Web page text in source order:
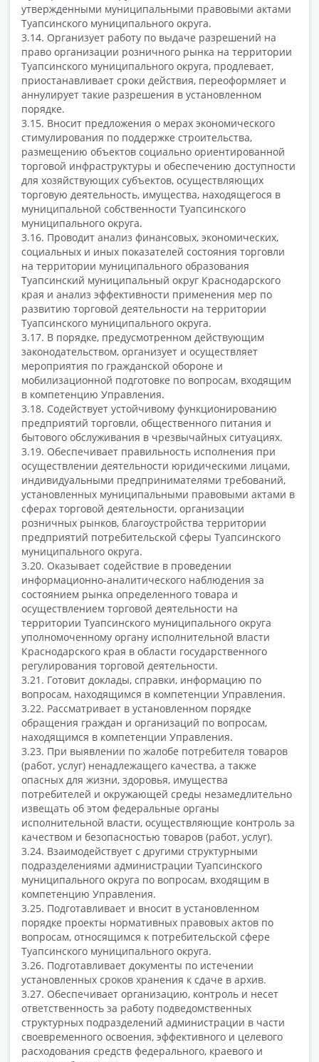
утвержденными муниципальными правовыми актами
Туапсинского муниципального округа.
3.14. Организует работу по выдаче разрешений на
право организации розничного рынка на территории
Туапсинского муниципального округа, продлевает,
приостанавливает сроки действия, переоформляет и
аннулирует такие разрешения в установленном
порядке.
3.15. Вносит предложения о мерах экономического
стимулирования по поддержке строительства,
размещению объектов социально ориентированной
торговой инфраструктуры и обеспечению доступности
для хозяйствующих субъектов, осуществляющих
торговую деятельность, имущества, находящегося в
муниципальной собственности Туапсинского
муниципального округа.
3.16. Проводит анализ финансовых, экономических,
социальных и иных показателей состояния торговли
на территории муниципального образования
Туапсинский муниципальный округ Краснодарского
края и анализ эффективности применения мер по
развитию торговой деятельности на территории
Туапсинского муниципального округа.
3.17. В порядке, предусмотренном действующим
законодательством, организует и осуществляет
мероприятия по гражданской обороне и
мобилизационной подготовке по вопросам, входящим
в компетенцию Управления.
3.18. Содействует устойчивому функционированию
предприятий торговли, общественного питания и
бытового обслуживания в чрезвычайных ситуациях.
3.19. Обеспечивает правильность исполнения при
осуществлении деятельности юридическими лицами,
индивидуальными предпринимателями требований,
установленных муниципальными правовыми актами в
сферах торговой деятельности, организации
розничных рынков, благоустройства территории
предприятий потребительской сферы Туапсинского
муниципального округа.
3.20. Оказывает содействие в проведении
информационно-аналитического наблюдения за
состоянием рынка определенного товара и
осуществлением торговой деятельности на
территории Туапсинского муниципального округа
уполномоченному органу исполнительной власти
Краснодарского края в области государственного
регулирования торговой деятельности.
3.21. Готовит доклады, справки, информацию по
вопросам, находящимся в компетенции Управления.
3.22. Рассматривает в установленном порядке
обращения граждан и организаций по вопросам,
находящимся в компетенции Управления.
3.23. При выявлении по жалобе потребителя товаров
(работ, услуг) ненадлежащего качества, а также
опасных для жизни, здоровья, имущества
потребителей и окружающей среды незамедлительно
извещать об этом федеральные органы
исполнительной власти, осуществляющие контроль за
качеством и безопасностью товаров (работ, услуг).
3.24. Взаимодействует с другими структурными
подразделениями администрации Туапсинского
муниципального округа по вопросам, входящим в
компетенцию Управления.
3.25. Подготавливает и вносит в установленном
порядке проекты нормативных правовых актов по
вопросам, относящимся к потребительской сфере
Туапсинского муниципального округа.
3.26. Подготавливает документы по истечении
установленных сроков хранения к сдаче в архив.
3.27. Обеспечивает организацию, контроль и несет
ответственность за работу подведомственных
структурных подразделений администрации в части
своевременного освоения, эффективного и целевого
расходования средств федерального, краевого и